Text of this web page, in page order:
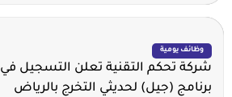
وظائف يومية
شركة تحكم التقنية تعلن التسجيل في
برنامج (جيل) لحديثي التخرج بالرياض